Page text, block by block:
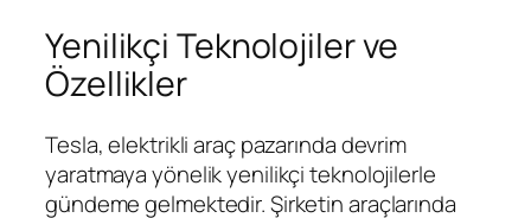
Yenilikçi Teknolojiler ve
Özellikler
Tesla, elektrikli araç pazarında devrim
yaratmaya yönelik yenilikçi teknolojilerle
gündeme gelmektedir. Şirketin araçlarında